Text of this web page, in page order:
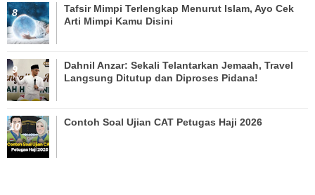
Tafsir Mimpi Terlengkap Menurut Islam, Ayo Cek
Arti Mimpi Kamu Disini
Dahnil Anzar: Sekali Telantarkan Jemaah, Travel
Langsung Ditutup dan Diproses Pidana!
Contoh Soal Ujian CAT Petugas Haji 2026